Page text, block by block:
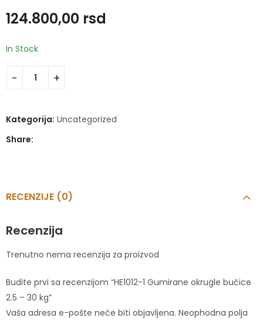
124.800,00 rsd
In Stock
Kategorija: Uncategorized
Share:
RECENZIJE (0)
Recenzija
Trenutno nema recenzija za proizvod
Budite prvi sa recenzijom “HE1012-1 Gumirane okrugle bučice
2.5 – 30 kg”
Vaša adresa e-pošte neće biti objavljena. Neophodna polja